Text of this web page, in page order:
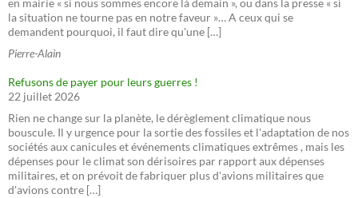
en mairie « si nous sommes encore là demain », ou dans la presse « si
la situation ne tourne pas en notre faveur »… A ceux qui se
demandent pourquoi, il faut dire qu'une […]
Pierre-Alain
Refusons de payer pour leurs guerres !
22 juillet 2026
Rien ne change sur la planète, le dérèglement climatique nous
bouscule. Il y urgence pour la sortie des fossiles et l'adaptation de nos
sociétés aux canicules et événements climatiques extrêmes , mais les
dépenses pour le climat son dérisoires par rapport aux dépenses
militaires, et on prévoit de fabriquer plus d'avions militaires que
d'avions contre […]